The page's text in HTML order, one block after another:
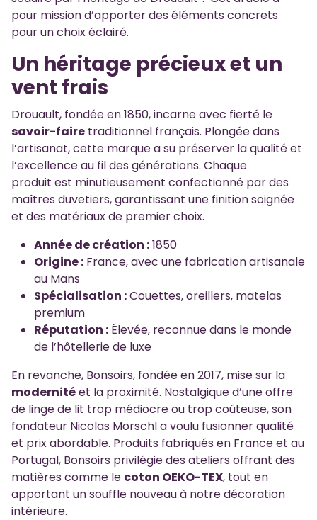
pour mission d’apporter des éléments concrets
pour un choix éclairé.
Un héritage précieux et un
vent frais
Drouault, fondée en 1850, incarne avec fierté le
savoir-faire traditionnel français. Plongée dans
l’artisanat, cette marque a su préserver la qualité et
l’excellence au fil des générations. Chaque
produit est minutieusement confectionné par des
maîtres duvetiers, garantissant une finition soignée
et des matériaux de premier choix.
Année de création :1850
Origine : France, avec une fabrication artisanale
au Mans
Spécialisation :Couettes, oreillers, matelas
premium
Réputation : Élevée, reconnue dans le monde
de l’hôtellerie de luxe
En revanche, Bonsoirs, fondée en 2017, mise sur la
modernitéet la proximité. Nostalgique d’une offre
de linge de lit trop médiocre ou trop coûteuse, son
fondateur Nicolas Morschl a voulu fusionner qualité
et prix abordable. Produits fabriqués en France et au
Portugal, Bonsoirs privilégie des ateliers offrant des
matières comme le coton OEKO-TEX, tout en
apportant un souffle nouveau à notre décoration
intérieure.